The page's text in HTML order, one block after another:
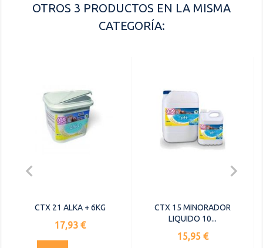
OTROS 3 PRODUCTOS EN LA MISMA
CATEGORÍA:

CTX 21 ALKA + 6KG
Precio
17,93 €
CTX 15 MINORADOR
LIQUIDO 10...
Precio
15,95 €
